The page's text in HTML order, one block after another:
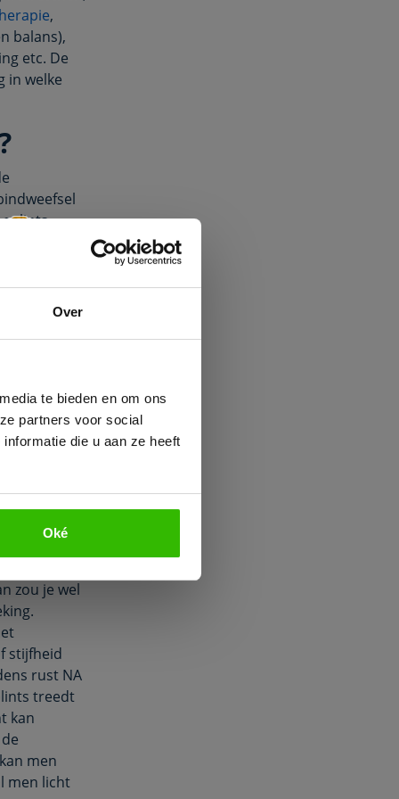
Over
te bieden en om ons
partners voor social
die u aan ze heeft
Oké
,
balans),
etc. De
in welke
splints
tibialis
het
er
herhaald
in een
van
zou je wel
stijfheid
rust NA
treedt
kan
men
men licht